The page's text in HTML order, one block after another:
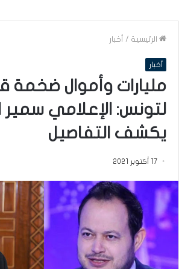
الرئيسية / أخبار
أخبار
مليارات وأموال ضخمة
لتونس: الإعلامي سمير
يكشف التفاصيل
17 أكتوبر 2021